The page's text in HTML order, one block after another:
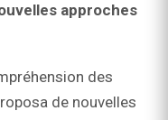
approches
des
de nouvelles